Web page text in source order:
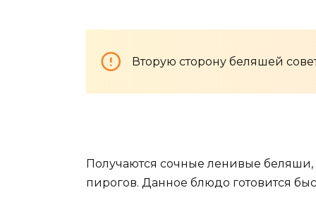
Вторую сторону беляшей
Получаются сочные ленивые
пирогов. Данное блюдо готовится